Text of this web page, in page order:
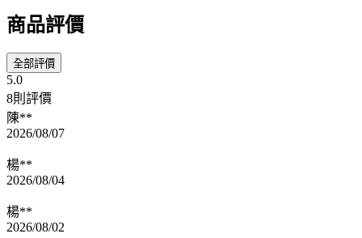
商品評價
全部評價
5.0
8則評價
陳**
2026/08/07
楊**
2026/08/04
楊**
2026/08/02